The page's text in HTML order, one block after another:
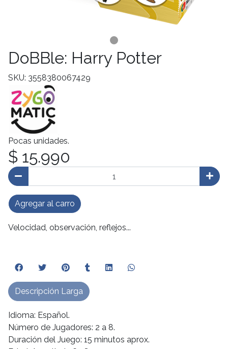
DoBBle: Harry Potter
SKU: 3558380067429
Pocas unidades.
$ 15.990
Agregar al carro
Velocidad, observación, reflejos...
Idioma: Español.
Número de Jugadores: 2 a 8.
Duración del Juego: 15 minutos aprox.
Descripción Larga